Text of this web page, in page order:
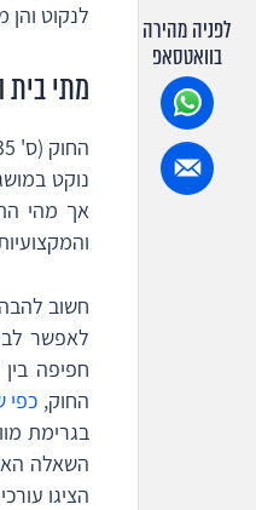
לנקוט
מתי
נוקט
אך מהי
חשוב
לאפשר
חפיפה
החוק, כפי
בגרימת
השאלה
הציגו
לפניה מהירה
בוואטסאפ